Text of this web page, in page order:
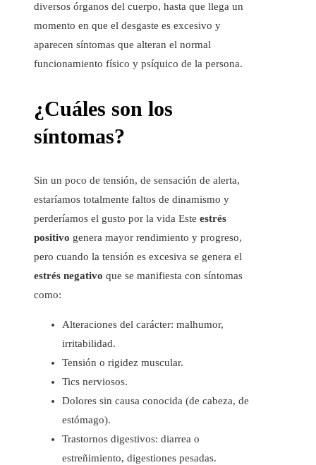
diversos órganos del cuerpo, hasta que llega un
momento en que el desgaste es excesivo y
aparecen síntomas que alteran el normal
funcionamiento físico y psíquico de la persona.
¿Cuáles son los
síntomas?
Sin un poco de tensión, de sensación de alerta,
estaríamos totalmente faltos de dinamismo y
perderíamos el gusto por la vida Este estrés
positivo genera mayor rendimiento y progreso,
pero cuando la tensión es excesiva se genera el
estrés negativo que se manifiesta con síntomas
como:
Alteraciones del carácter: malhumor,
irritabilidad.
Tensión o rigidez muscular.
Tics nerviosos.
Dolores sin causa conocida (de cabeza, de
estómago).
Trastornos digestivos: diarrea o
estreñimiento, digestiones pesadas.